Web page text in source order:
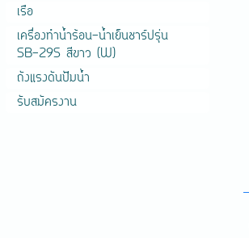
เรือ
เครื่องทำน้ำร้อน-น้ำเย็นชาร์ปรุ่น
SB-29S สีขาว (W)
ถังแรงดันปัีมน้ำ
รับสมัครงาน